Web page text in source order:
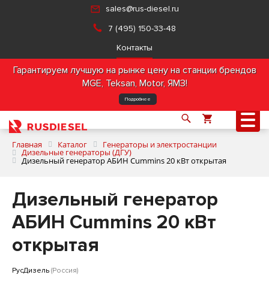
sales@rus-diesel.ru
7 (495) 150-33-48
Контакты
Гарантируем лучшую на рынке цену на станции брендов
MGE, Teksan, Motor, ЯМЗ!
Подробнее
Продукция
Услуги
Главная Каталог Генераторы и электростанции
Дизельные генераторы (ДГУ)
Дизельный генератор АБИН Cummins 20 кВт открытая
Дизельный генератор
АБИН Cummins 20 кВт
открытая
РусДизель (Россия)